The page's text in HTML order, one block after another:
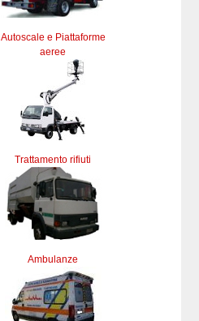
Autoscale e Piattaforme
aeree
Trattamento rifiuti
Ambulanze